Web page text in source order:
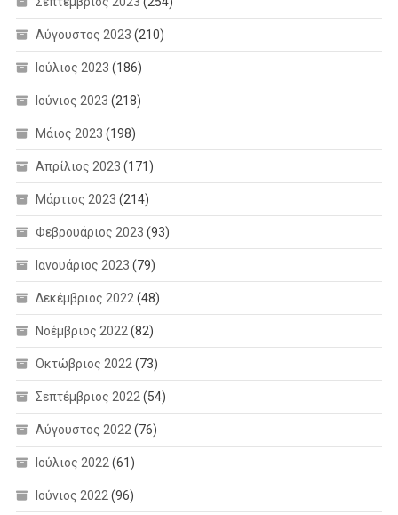
Αύγουστος 2023 (210)
Ιούλιος 2023 (186)
Ιούνιος 2023 (218)
Μάιος 2023 (198)
Απρίλιος 2023 (171)
Μάρτιος 2023 (214)
Φεβρουάριος 2023 (93)
Ιανουάριος 2023 (79)
Δεκέμβριος 2022(48)
Νοέμβριος 2022(82)
Οκτώβριος 2022(73)
Σεπτέμβριος 2022(54)
Αύγουστος 2022(76)
Ιούλιος 2022(61)
Ιούνιος 2022(96)